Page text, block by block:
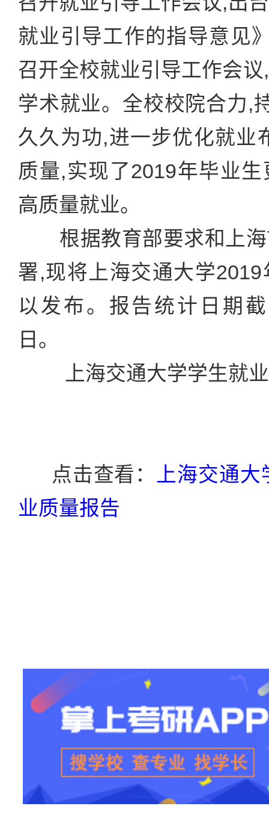
就业引导工作的指导意见
召开全校就业引导工作会
学术就业。全校校院合力,
久久为功,进一步优化就业
质量,实现了2019年毕业
高质量就业。
根据教育部要求和上海
署,现将上海交通大学
以发布。报告统计日期
日。
上海交通大学学生就业
点击查看：
上海交通
业质量报告